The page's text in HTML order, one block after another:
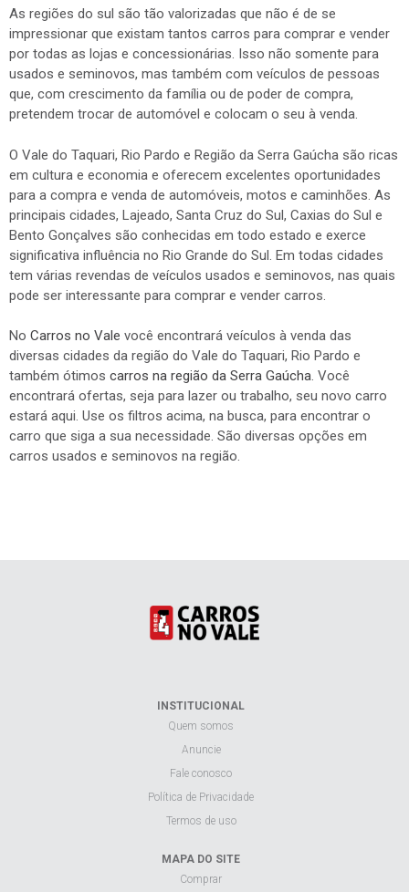
As regiões do sul são tão valorizadas que não é de se
impressionar que existam tantos carros para comprar e vender
por todas as lojas e concessionárias. Isso não somente para
usados e seminovos, mas também com veículos de pessoas
que, com crescimento da família ou de poder de compra,
pretendem trocar de automóvel e colocam o seu à venda.
O Vale do Taquari, Rio Pardo e Região da Serra Gaúcha são ricas
em cultura e economia e oferecem excelentes oportunidades
para a compra e venda de automóveis, motos e caminhões. As
principais cidades, Lajeado, Santa Cruz do Sul, Caxias do Sul e
Bento Gonçalves são conhecidas em todo estado e exerce
significativa influência no Rio Grande do Sul. Em todas cidades
tem várias revendas de veículos usados e seminovos, nas quais
pode ser interessante para comprar e vender carros.
No Carros no Vale você encontrará veículos à venda das
diversas cidades da região do Vale do Taquari, Rio Pardo e
também ótimos carros na região da Serra Gaúcha. Você
encontrará ofertas, seja para lazer ou trabalho, seu novo carro
estará aqui. Use os filtros acima, na busca, para encontrar o
carro que siga a sua necessidade. São diversas opções em
carros usados e seminovos na região.
INSTITUCIONAL
Quem somos
Anuncie
Fale conosco
Política de Privacidade
Termos de uso
MAPA DO SITE
Comprar